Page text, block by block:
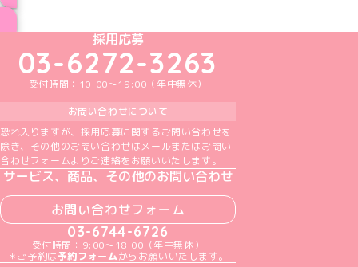
めいどりーみんTikTok公式アカウント
めいどりーみんX公式アカウント
めいどりーみんInstagram公式アカウント
めいどりーみんFacebook公式アカウン
めいどりーみんYouTube公式アカ
採用応募
03-6272-3263
受付時間：10:00～19:00（年中無休）
お問い合わせについて
恐れ入りますが、採用応募に関するお問い合わせを
除き、その他のお問い合わせはメールまたはお問い
合わせフォームよりご連絡をお願いいたします。
サービス、商品、その他のお問い合わせ
お問い合わせフォーム
03-6744-6726
受付時間：9:00～18:00（年中無休）
＊ご予約は予約フォームからお願いいたします。